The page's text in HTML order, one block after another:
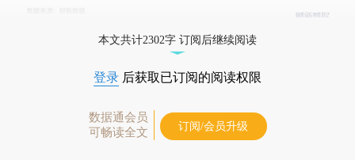
本文共计2302字 订阅后继续阅读
登录 后获取已订阅的阅读权限
数据通会员
可畅读全文
订阅/会员升级